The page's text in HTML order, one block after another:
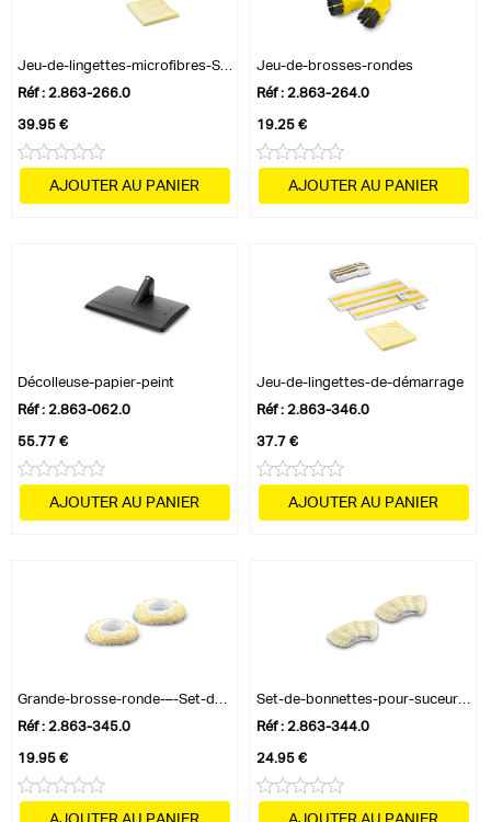
Jeu-de-lingettes-microfibres-Salle-de-bain
Réf : 2.863-266.0
AJOUTER AU PANIER
39.95 €
Jeu-de-brosses-rondes
Réf : 2.863-264.0
AJOUTER AU PANIER
19.25 €
Décolleuse-papier-peint
Réf : 2.863-062.0
AJOUTER AU PANIER
55.77 €
Jeu-de-lingettes-de-démarrage
Réf : 2.863-346.0
AJOUTER AU PANIER
37.7 €
Grande-brosse-ronde-–-Set-de-bonnettes
Réf : 2.863-345.0
19.95 €
Set-de-bonnettes-pour-suceur-à-main
Réf : 2.863-344.0
24.95 €